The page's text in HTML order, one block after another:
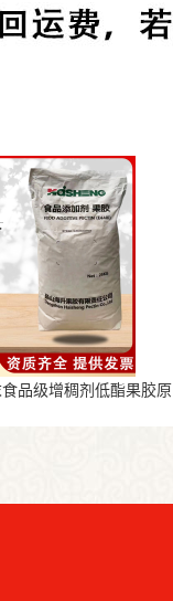
品级增稠剂低酯果胶原